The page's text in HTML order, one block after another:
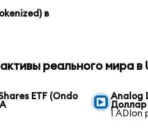
в
реального мира в
ETF (Ondo
Analog
1 ADIon